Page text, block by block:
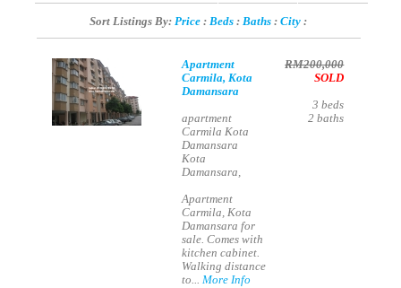
Sort Listings By: Price : Beds : Baths : City :
Apartment
Carmila, Kota
Damansara
apartment
Carmila Kota
Damansara
Kota
Damansara,
Apartment
Carmila, Kota
Damansara for
sale. Comes with
kitchen cabinet.
Walking distance
to...More Info
RM200,000
SOLD
3 beds
2 baths